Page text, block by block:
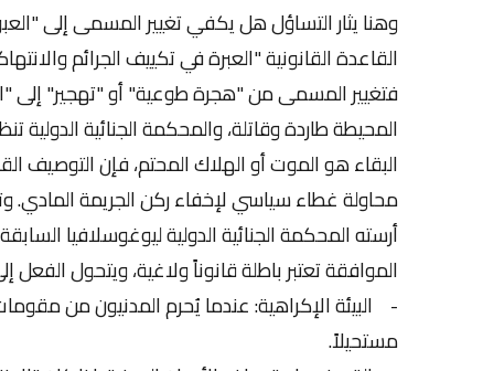
وهنا يثار التساؤل هل يكفي تغيير المسمى إلى
القاعدة القانونية "العبرة في تكييف الجرائم
فتغيير المسمى من "هجرة طوعية" أو "تهجير" إلى
المحيطة طاردة وقاتلة، والمحكمة الجنائية الدولية
البقاء هو الموت أو الهلاك المحتم، فإن التوصيف
محاولة غطاء سياسي لإخفاء ركن الجريمة المادي.
أرسته المحكمة الجنائية الدولية ليوغوسلافيا
الموافقة تعتبر باطلة قانوناً ولاغية، ويتحول
- البيئة الإكراهية: عندما يُحرم المدنيون من مقومات
مستحيلاً.